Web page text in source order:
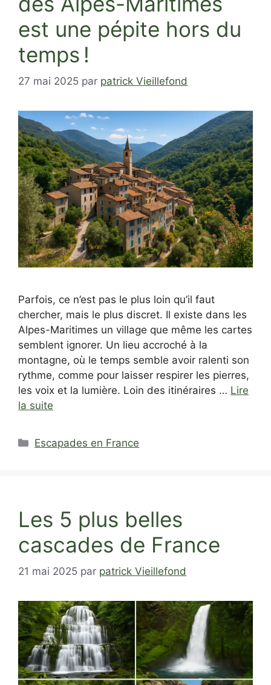
est une pépite hors du
temps !
27 mai 2025 par patrick Vieillefond
Parfois, ce n’est pas le plus loin qu’il faut
chercher, mais le plus discret. Il existe dans les
Alpes-Maritimes un village que même les cartes
semblent ignorer. Un lieu accroché à la
montagne, où le temps semble avoir ralenti son
rythme, comme pour laisser respirer les pierres,
les voix et la lumière. Loin des itinéraires … Lire
la suite
Catégories
Escapades en France
Les 5 plus belles
cascades de France
21 mai 2025 par patrick Vieillefond